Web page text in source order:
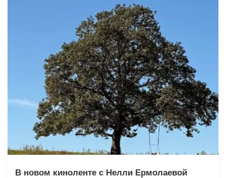
В новом киноленте с Нелли Ермолаевой